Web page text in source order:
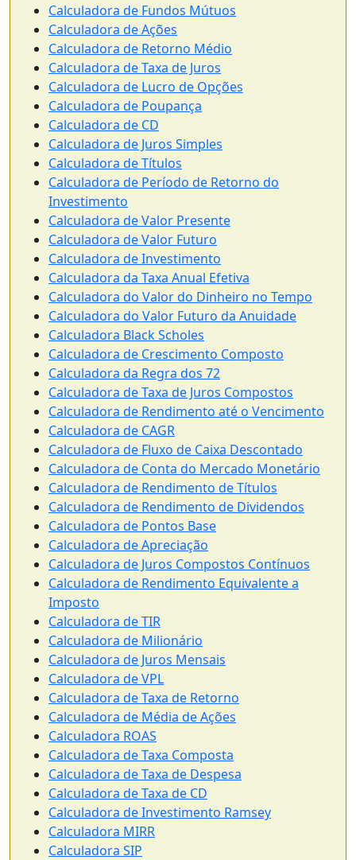
Calculadora de Fundos Mútuos
Calculadora de Ações
Calculadora de Retorno Médio
Calculadora de Taxa de Juros
Calculadora de Lucro de Opções
Calculadora de Poupança
Calculadora de CD
Calculadora de Juros Simples
Calculadora de Títulos
Calculadora de Período de Retorno do
Investimento
Calculadora de Valor Presente
Calculadora de Valor Futuro
Calculadora de Investimento
Calculadora da Taxa Anual Efetiva
Calculadora do Valor do Dinheiro no Tempo
Calculadora do Valor Futuro da Anuidade
Calculadora Black Scholes
Calculadora de Crescimento Composto
Calculadora da Regra dos 72
Calculadora de Taxa de Juros Compostos
Calculadora de Rendimento até o Vencimento
Calculadora de CAGR
Calculadora de Fluxo de Caixa Descontado
Calculadora de Conta do Mercado Monetário
Calculadora de Rendimento de Títulos
Calculadora de Rendimento de Dividendos
Calculadora de Pontos Base
Calculadora de Apreciação
Calculadora de Juros Compostos Contínuos
Calculadora de Rendimento Equivalente a
Imposto
Calculadora de TIR
Calculadora de Milionário
Calculadora de Juros Mensais
Calculadora de VPL
Calculadora de Taxa de Retorno
Calculadora de Média de Ações
Calculadora ROAS
Calculadora de Taxa Composta
Calculadora de Taxa de Despesa
Calculadora de Taxa de CD
Calculadora de Investimento Ramsey
Calculadora MIRR
Calculadora SIP